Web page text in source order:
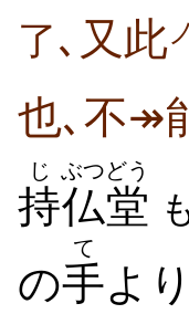
了､又此 ノ
也､不↠
持
じ
仏堂
ぶつどう
の手
て
よ